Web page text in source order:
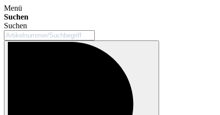
Menü
Suchen
Suchen